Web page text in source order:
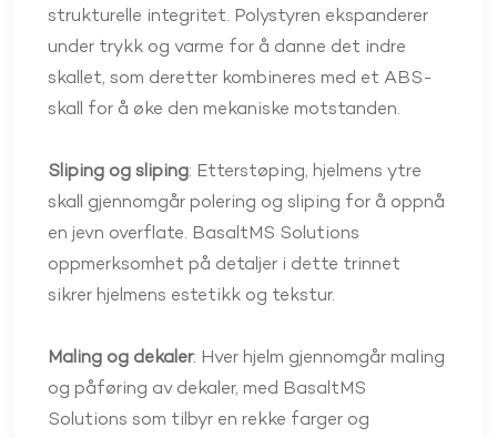
strukturelle integritet. Polystyren ekspanderer
under trykk og varme for å danne det indre
skallet, som deretter kombineres med et ABS-
skall for å øke den mekaniske motstanden.
Sliping og sliping: Etterstøping, hjelmens ytre
skall gjennomgår polering og sliping for å oppnå
en jevn overflate. BasaltMS Solutions
oppmerksomhet på detaljer i dette trinnet
sikrer hjelmens estetikk og tekstur.
Maling og dekaler: Hver hjelm gjennomgår maling
og påføring av dekaler, med BasaltMS
Solutions som tilbyr en rekke farger og